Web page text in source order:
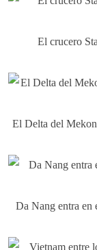
El crucero
El Delta del
Da Nang entra en